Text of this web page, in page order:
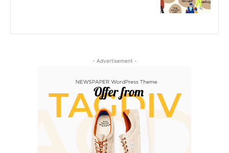
- Advertisement -